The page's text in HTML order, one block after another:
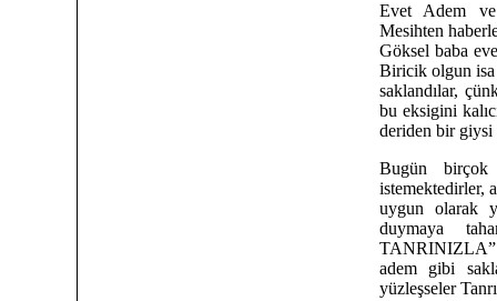
Evet Adem
Mesihten
Göksel baba
Biricik olgun isa
saklandılar,
bu eksigini
deriden bir giysi
Bugün birçok
istemektedirler,
uygun olarak
duymaya
TANRINIZLA”
adem gibi
yüzleşseler